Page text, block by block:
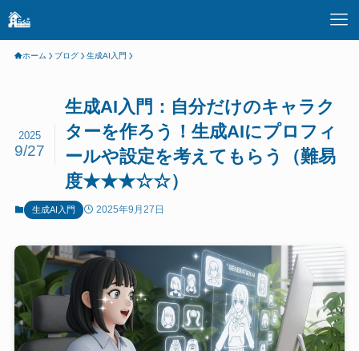
ホーム ブログ 生成AI入門
生成AI入門：自分だけのキャラク
ターを作ろう！生成AIにプロフィ
ールや設定を考えてもらう（難易
度★★★☆☆）
2025
9/27
生成AI入門 2025年9月27日